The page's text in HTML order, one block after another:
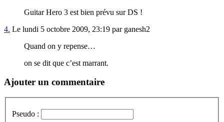
Guitar Hero 3 est bien prévu sur DS !
4. Le lundi 5 octobre 2009, 23:19 par ganesh2
Quand on y repense…
on se dit que c’est marrant.
Ajouter un commentaire
Pseudo :